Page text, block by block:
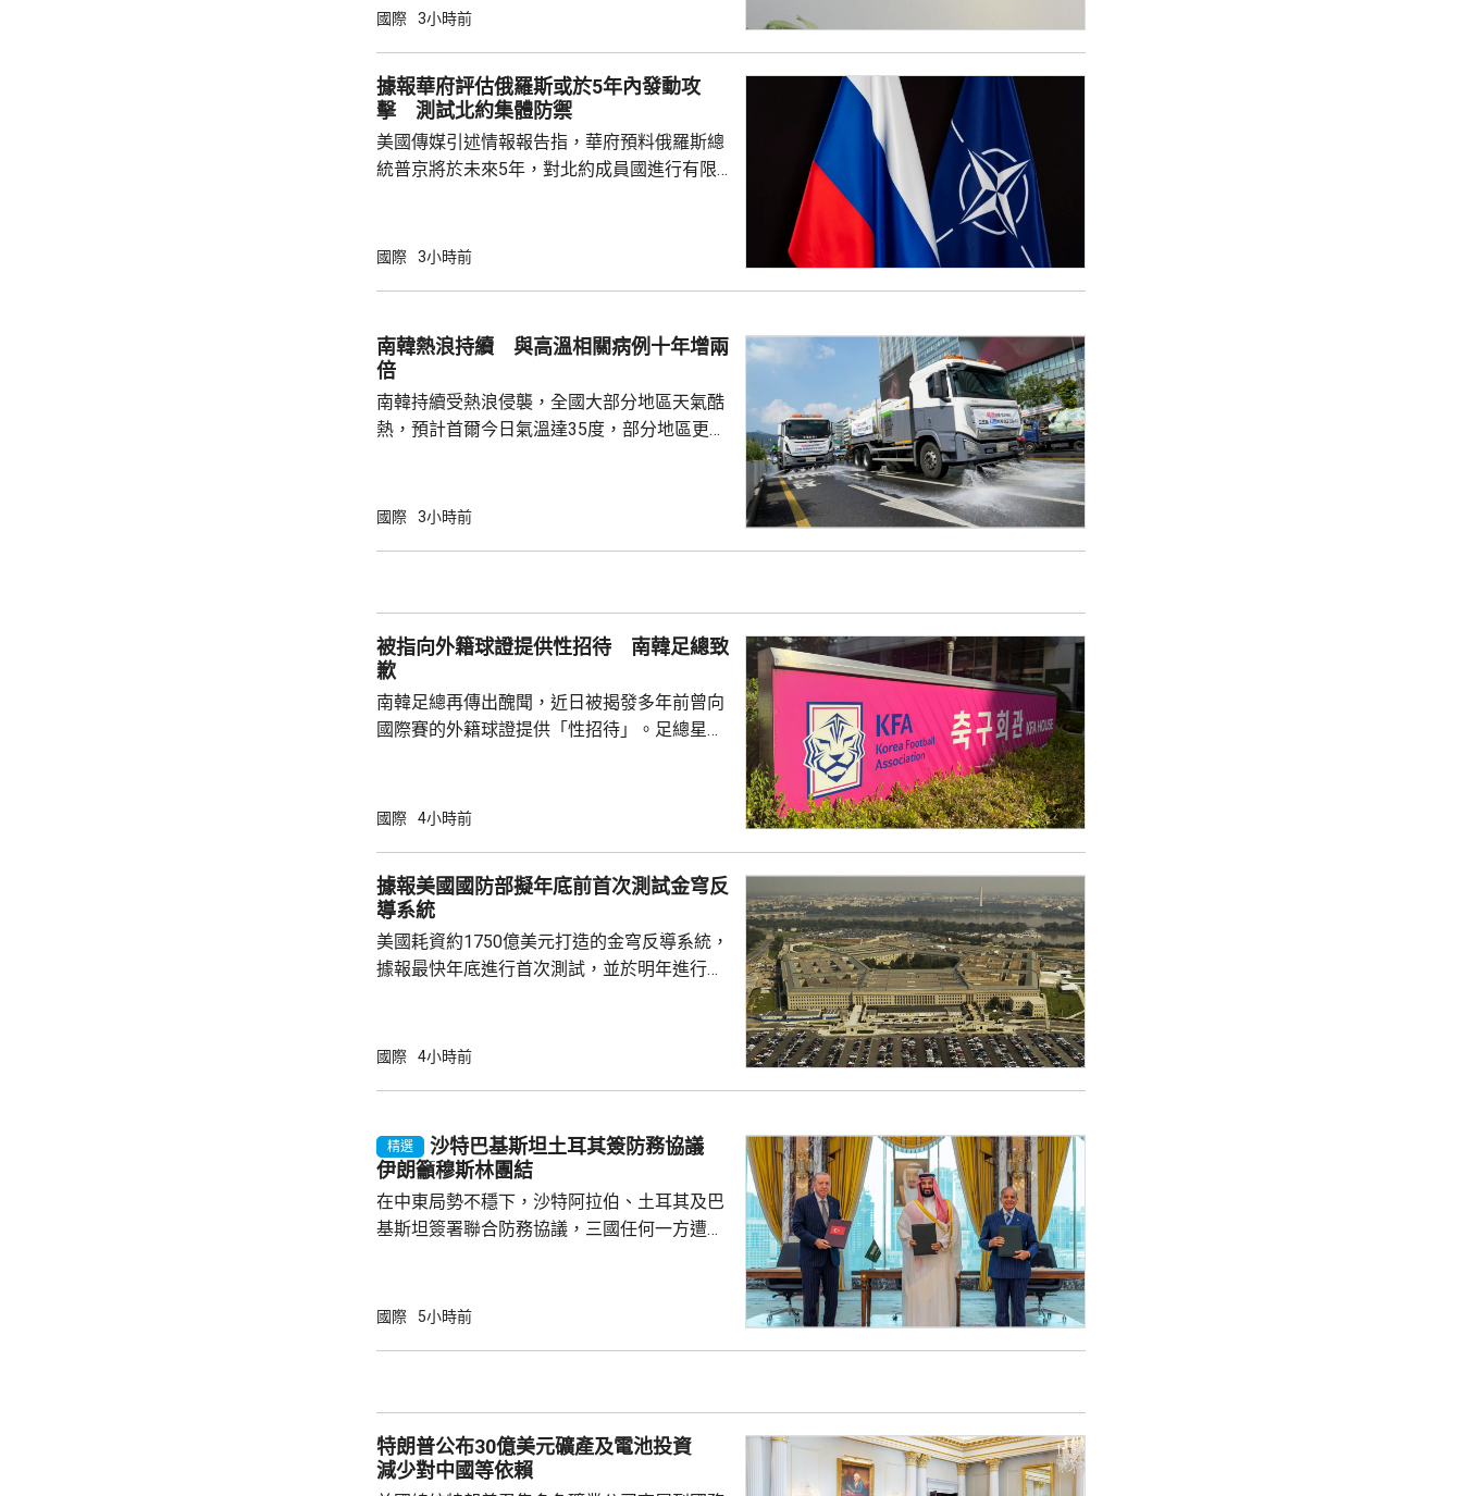
決表示歡迎，認為此舉減輕公司被列入名單所
後，事實終將不辯自明。 美國國防部6月將阿
里巴巴、百度及比亞迪等中國企業，列為支援
中國軍方的實體，多間被列入名單的公司事...
國際 3小時前
據報華府評估俄羅斯或於5年內發動攻
擊 測試北約集體防禦
美國傳媒引述情報報告指，華府預料俄羅斯總
統普京將於未來5年，對北約成員國進行有限
性，包括網絡攻擊或小規模入侵等，最有可能
地結束烏克蘭戰事的方式，便可能會升級對北
約的衝突。 北約拒絕置評，只表示一直評估不
國際 3小時前
南韓熱浪持續 與高溫相關病例十年增兩
倍
南韓持續受熱浪侵襲，全國大部分地區天氣酷
熱，預計首爾今日氣溫達35度，部分地區更高
天氣。 高溫天氣可能引致健康問題。南韓當局
落，但仍有638宗。與高溫天氣有關的死亡病
例亦有所增加，...
國際 3小時前
被指向外籍球證提供性招待 南韓足總致
歉
南韓足總再傳出醜聞，近日被揭發多年前曾向
國際賽的外籍球證提供「性招待」。足總星期
革，保證加強組織內部的透明度和誠信，以滿
月至翌年3月期間，曾在首爾、蔚山等地的風
俗場所，向十多名外籍球證提供「性招待」，
每人涉及的費用由數十萬至近百萬韓...
國際 4小時前
據報美國國防部擬年底前首次測試金穹反
導系統
美國耗資約1750億美元打造的金穹反導系統，
據報最快年底進行首次測試，並於明年進行飛
年進行兩次飛行測試，將攔截器發射到空中目
行篩選。消息人士指，如果年底前順利完成地
面測試，政府會向相關公司支付6000萬美元，
預料美國太空部隊會由...
國際 4小時前
精選
沙特巴基斯坦土耳其簽防務協議
伊朗籲穆斯林團結
在中東局勢不穩下，沙特阿拉伯、土耳其及巴
基斯坦簽署聯合防務協議，三國任何一方遭受
伊朗支持的也門胡塞武裝攻擊。有沙特官員表
家和伊斯蘭合作組織都表示歡迎協議。不過伊
朗議會的國家安全與外交政策委員會...
國際 5小時前
特朗普公布30億美元礦產及電池投資
減少對中國等依賴